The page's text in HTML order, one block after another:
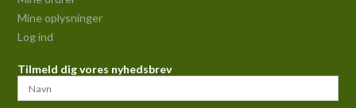
Mine oplysninger
Log ind
Tilmeld dig vores nyhedsbrev